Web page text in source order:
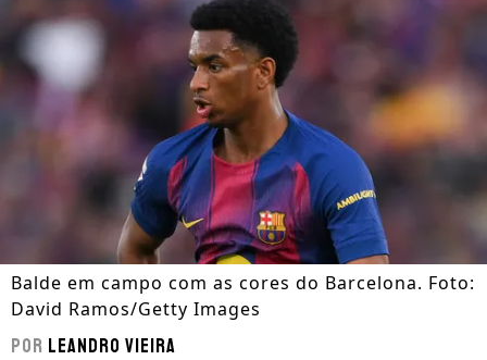
Balde em campo com as cores do Barcelona. Foto:
David Ramos/Getty Images
Por Leandro Vieira